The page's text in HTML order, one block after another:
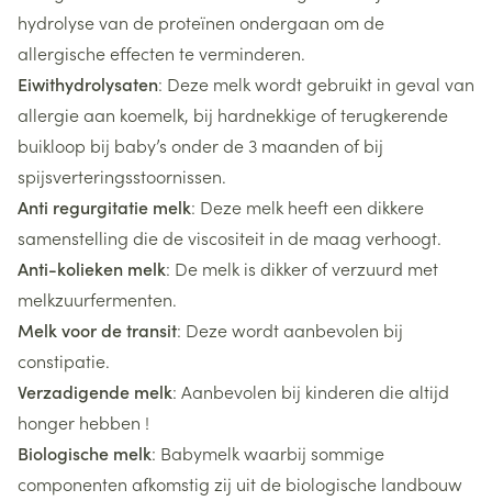
hydrolyse van de proteïnen ondergaan om de
allergische effecten te verminderen.
Eiwithydrolysaten: Deze melk wordt gebruikt in geval van
allergie aan koemelk, bij hardnekkige of terugkerende
buikloop bij baby’s onder de 3 maanden of bij
spijsverteringsstoornissen.
Anti regurgitatie melk: Deze melk heeft een dikkere
samenstelling die de viscositeit in de maag verhoogt.
Anti-kolieken melk: De melk is dikker of verzuurd met
melkzuurfermenten.
Melk voor de transit: Deze wordt aanbevolen bij
constipatie.
Verzadigende melk: Aanbevolen bij kinderen die altijd
honger hebben !
Biologische melk: Babymelk waarbij sommige
componenten afkomstig zij uit de biologische landbouw